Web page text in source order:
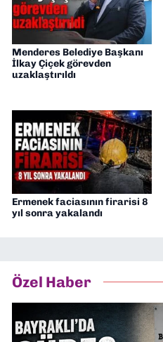
Menderes Belediye Başkanı
İlkay Çiçek görevden
uzaklaştırıldı
Ermenek faciasının firarisi 8
yıl sonra yakalandı
Özel Haber